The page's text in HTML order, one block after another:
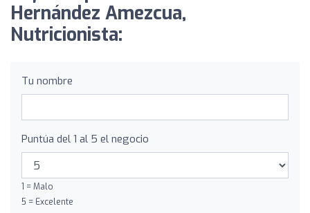
Hernández Amezcua,
Nutricionista:
Tu nombre
Puntúa del 1 al 5 el negocio
1 = Malo
5 = Excelente